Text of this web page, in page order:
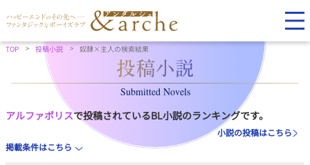
TOP 投稿小説 奴隷×主人の検索結果
Submitted Novels
アルファポリスで投稿されているBL小説のランキングです。
小説の投稿はこちら
掲載条件はこちら